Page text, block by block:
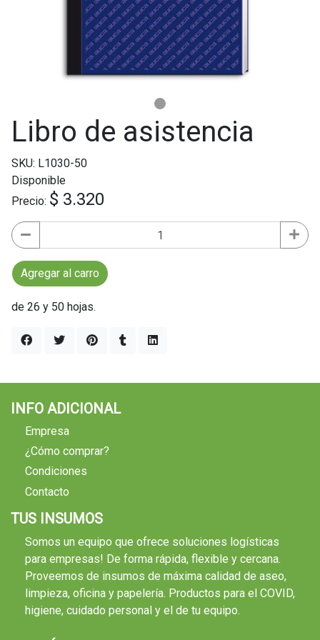
Libro de asistencia
SKU: L1030-50
Disponible
Precio: $ 3.320
Agregar al carro
de 26 y 50 hojas.
INFO ADICIONAL
Empresa
¿Cómo comprar?
Condiciones
Contacto
TUS INSUMOS
Somos un equipo que ofrece soluciones logísticas
para empresas! De forma rápida, flexible y cercana.
Proveemos de insumos de máxima calidad de aseo,
limpieza, oficina y papelería. Productos para el COVID,
higiene, cuidado personal y el de tu equipo.